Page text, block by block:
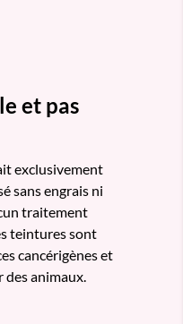
et pas
exclusivement
sans engrais ni
traitement
teintures sont
cancérigènes et
animaux.